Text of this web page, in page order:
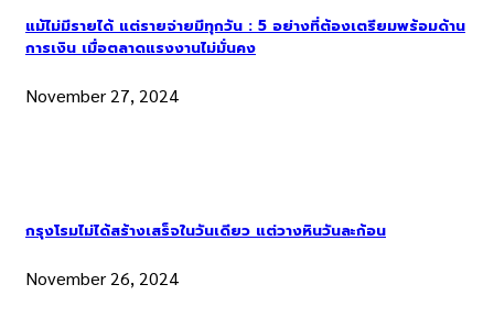
แม้ไม่มีรายได้ แต่รายจ่ายมีทุกวัน : 5 อย่างที่ต้องเตรียมพร้อมด้าน
การเงิน เมื่อตลาดแรงงานไม่มั่นคง
November 27, 2024
กรุงโรมไม่ได้สร้างเสร็จในวันเดียว แต่วางหินวันละก้อน
November 26, 2024